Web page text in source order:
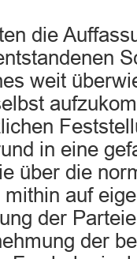
die
weit
in eine
über die
auf
der
der